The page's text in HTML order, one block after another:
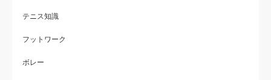
テニス知識
フットワーク
ボレー